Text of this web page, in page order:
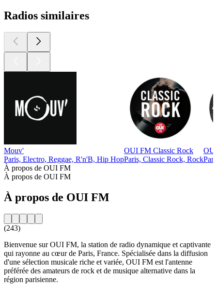
Radios similaires
Mouv'
Paris, Electro, Reggae, R'n'B, Hip Hop
OUI FM Classic Rock
Paris, Classic Rock, Rock
À propos de OUI FM
À propos de OUI FM
À propos de OUI FM
(243)
Bienvenue sur OUI FM, la station de radio dynamique et captivante
qui rayonne au cœur de Paris, France. Spécialisée dans la diffusion
d'une sélection musicale riche et variée, OUI FM est l'antenne
préférée des amateurs de rock et de musique alternative dans la
région parisienne.